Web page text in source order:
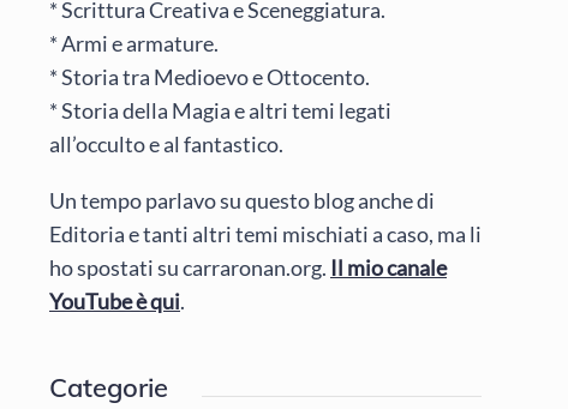
* Scrittura Creativa e Sceneggiatura.
* Armi e armature.
* Storia tra Medioevo e Ottocento.
* Storia della Magia e altri temi legati
all’occulto e al fantastico.
Un tempo parlavo su questo blog anche di
Editoria e tanti altri temi mischiati a caso, ma li
ho spostati su carraronan.org. Il mio canale
YouTube è qui.
Categorie